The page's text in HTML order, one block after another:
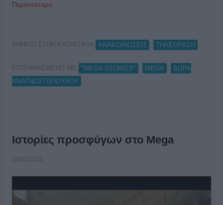
Περισσότερα...
ΑΝΗΚΕΙ ΣΤΗΝ ΚΑΤΗΓΟΡΙΑ: ΑΝΑΚΟΙΝΩΣΕΙΣ ΤΗΛΕΟΡΑΣΗ
ΕΠΙΣΗΜΑΣΜΕΝΟ ΜΕ: "MEGA STORIES" MEGA
ΔΩΡΑ
ΑΝΑΓΝΩΣΤΟΠΟΥΛΟΥ
Ιστορίες προσφύγων στο Mega
15/02/2022